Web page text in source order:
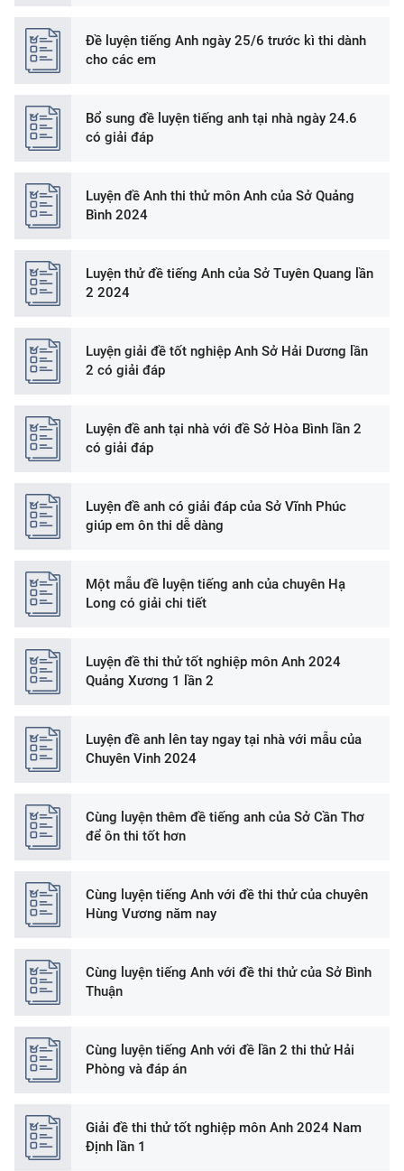
Đề luyện tiếng Anh ngày 25/6 trước kì thi dành
cho các em
Bổ sung đề luyện tiếng anh tại nhà ngày 24.6
có giải đáp
Luyện đề Anh thi thử môn Anh của Sở Quảng
Bình 2024
Luyện thử đề tiếng Anh của Sở Tuyên Quang lần
2 2024
Luyện giải đề tốt nghiệp Anh Sở Hải Dương lần
2 có giải đáp
Luyện đề anh tại nhà với đề Sở Hòa Bình lần 2
có giải đáp
Luyện đề anh có giải đáp của Sở Vĩnh Phúc
giúp em ôn thi dễ dàng
Một mẫu đề luyện tiếng anh của chuyên Hạ
Long có giải chi tiết
Luyện đề thi thử tốt nghiệp môn Anh 2024
Quảng Xương 1 lần 2
Luyện đề anh lên tay ngay tại nhà với mẫu của
Chuyên Vinh 2024
Cùng luyện thêm đề tiếng anh của Sở Cần Thơ
để ôn thi tốt hơn
Cùng luyện tiếng Anh với đề thi thử của chuyên
Hùng Vương năm nay
Cùng luyện tiếng Anh với đề thi thử của Sở Bình
Thuận
Cùng luyện tiếng Anh với đề lần 2 thi thử Hải
Phòng và đáp án
Giải đề thi thử tốt nghiệp môn Anh 2024 Nam
Định lần 1